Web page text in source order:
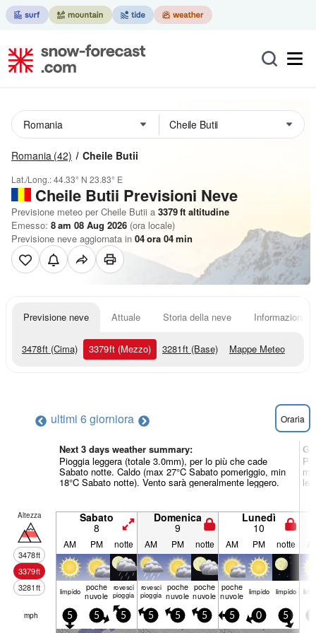
Romania (42) Cheile Butii
Lat./Long.:44.33° N 23.83° E
Cheile Butii Previsioni Neve
Previsione meteo per Cheile Butii a 3379ft altitudine
Emesso: 8 am 08 Aug 2026 (ora locale)
Previsione neve aggiornata in 04ora 04min
Previsione neve Attuale Storia della neve Informazioni
3478ft (Cima) 3379ft (Mezzo) 3281ft (Base) Mappe Meteo
ultimi 6 giorniora Oraria
Next 3 days weather summary:
Pioggia leggera (totale 3.0mm), per lo più che cade
Sabato notte. Caldo (max 27°C Sabato pomeriggio, min
18°C Sabato notte). Vento sarà generalmente leggero.
Altezza
3478ft
3379ft
3281ft
Sabato
8
Domenica
9
Lunedì
10
AM PM notte AM PM notte AM PM notte
limp­ido poche
nuvole
rovesci
pioggia
rovesci
pioggia
poche
nuvole
poche
nuvole
poche
nuvole limp­ido limp­ido
mph 5 5 5 5 5 5 5 0 5